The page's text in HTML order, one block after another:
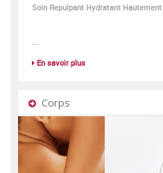
Soin Repulpant Hydratant
...
En savoir plus
Corps